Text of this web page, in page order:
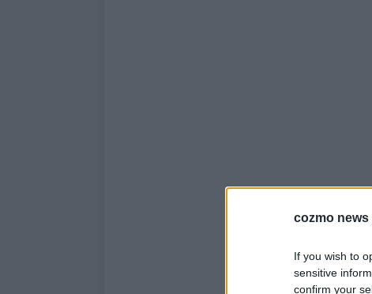
cozmo news
If you wish to
sensitive
confirm your